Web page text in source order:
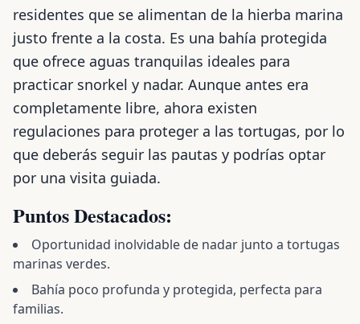
residentes que se alimentan de la hierba marina
justo frente a la costa. Es una bahía protegida
que ofrece aguas tranquilas ideales para
practicar snorkel y nadar. Aunque antes era
completamente libre, ahora existen
regulaciones para proteger a las tortugas, por lo
que deberás seguir las pautas y podrías optar
por una visita guiada.
Puntos Destacados:
Oportunidad inolvidable de nadar junto a tortugas
marinas verdes.
Bahía poco profunda y protegida, perfecta para
familias.